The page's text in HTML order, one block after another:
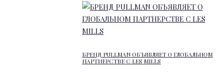
БРЕНД PULLMAN ОБЪЯВЛЯЕТ О ГЛОБАЛЬНОМ
ПАРТНЕРСТВЕ С LES MILLS